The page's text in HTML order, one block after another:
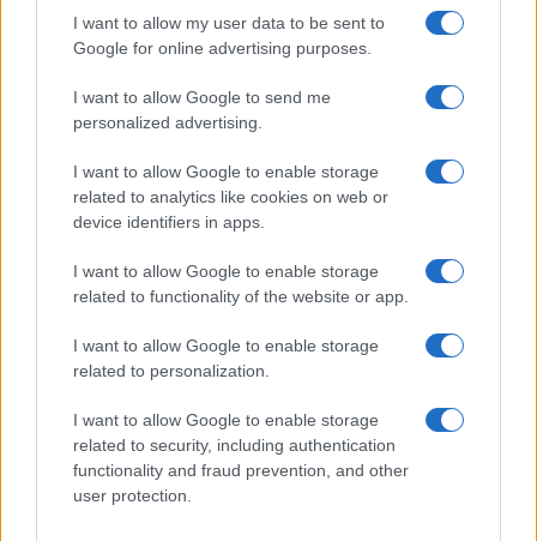
I want to allow my user data to be sent to
Google for online advertising purposes.
I want to allow Google to send me
personalized advertising.
I want to allow Google to enable storage
related to analytics like cookies on web or
device identifiers in apps.
I want to allow Google to enable storage
related to functionality of the website or app.
I want to allow Google to enable storage
related to personalization.
I want to allow Google to enable storage
related to security, including authentication
functionality and fraud prevention, and other
user protection.
Samsung Galaxy S26
Nelly GSM
245.000 Ft (új)